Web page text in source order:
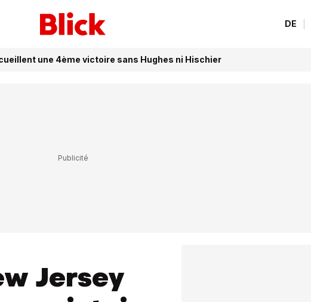
DE
une 4ème victoire sans Hughes ni Hischier
Jersey